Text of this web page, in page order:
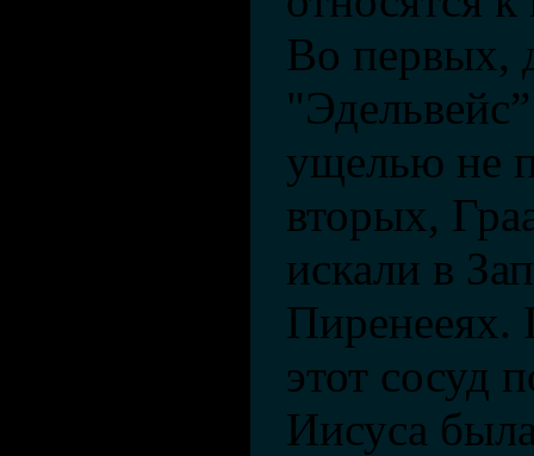
Во первых,
ущелью не
вторых,
искали в
Пиренееях.
этот сосуд
Иисуса